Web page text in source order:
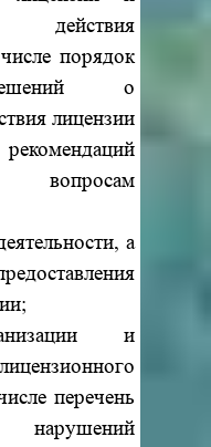
действия
порядок
о
лицензии
вопросам
а
и
перечень